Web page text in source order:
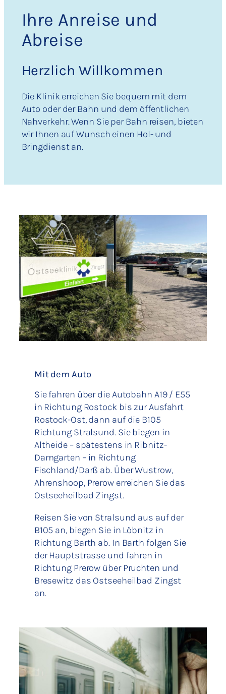
Ihre Anreise und
Abreise
Herzlich Willkommen
Die Klinik erreichen Sie bequem mit dem
Auto oder der Bahn und dem öffentlichen
Nahverkehr. Wenn Sie per Bahn reisen, bieten
wir Ihnen auf Wunsch einen Hol- und
Bringdienst an.
Mit dem Auto
Sie fahren über die Autobahn A19 / E55
in Richtung Rostock bis zur Ausfahrt
Rostock-Ost, dann auf die B105
Richtung Stralsund. Sie biegen in
Altheide – spätestens in Ribnitz-
Damgarten – in Richtung
Fischland/Darß ab. Über Wustrow,
Ahrenshoop, Prerow erreichen Sie das
Ostseeheilbad Zingst.
Reisen Sie von Stralsund aus auf der
B105 an, biegen Sie in Löbnitz in
Richtung Barth ab. In Barth folgen Sie
der Hauptstrasse und fahren in
Richtung Prerow über Pruchten und
Bresewitz das Ostseeheilbad Zingst
an.